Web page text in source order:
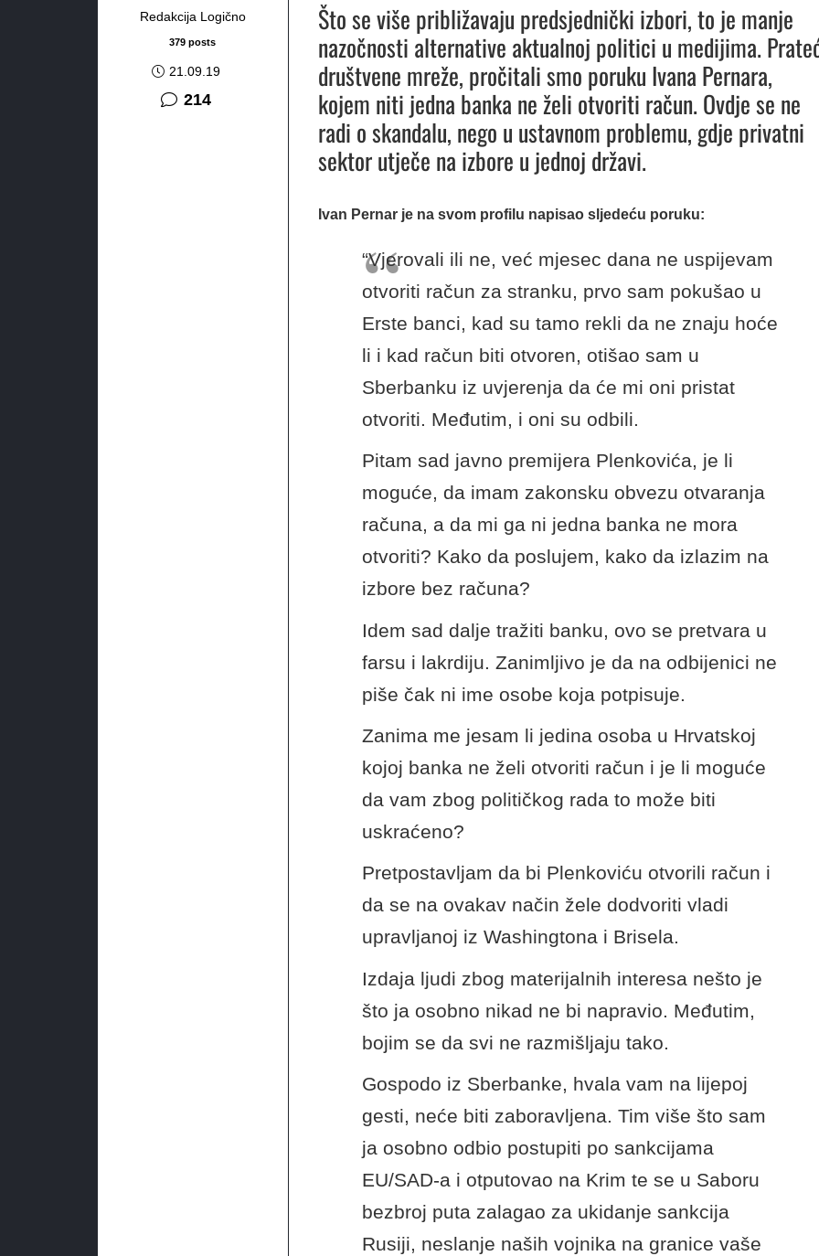
Redakcija Logično
379 posts
21.09.19
214komentara
Što se više približavaju predsjednički izbori, to je manje
nazočnosti alternative aktualnoj politici u medijima.
društvene mreže, pročitali smo poruku Ivana Pernara,
kojem niti jedna banka ne želi otvoriti račun. Ovdje se ne
radi o skandalu, nego u ustavnom problemu, gdje privatni
sektor utječe na izbore u jednoj državi.
Ivan Pernar je na svom profilu napisao sljedeću poruku:
“Vjerovali ili ne, već mjesec dana ne uspijevam
otvoriti račun za stranku, prvo sam pokušao u
Erste banci, kad su tamo rekli da ne znaju hoće
li i kad račun biti otvoren, otišao sam u
Sberbanku iz uvjerenja da će mi oni pristat
otvoriti. Međutim, i oni su odbili.
Pitam sad javno premijera Plenkovića, je li
moguće, da imam zakonsku obvezu otvaranja
računa, a da mi ga ni jedna banka ne mora
otvoriti? Kako da poslujem, kako da izlazim na
izbore bez računa?
Idem sad dalje tražiti banku, ovo se pretvara u
farsu i lakrdiju. Zanimljivo je da na odbijenici ne
piše čak ni ime osobe koja potpisuje.
Zanima me jesam li jedina osoba u Hrvatskoj
kojoj banka ne želi otvoriti račun i je li moguće
da vam zbog političkog rada to može biti
uskraćeno?
Pretpostavljam da bi Plenkoviću otvorili račun i
da se na ovakav način žele dodvoriti vladi
upravljanoj iz Washingtona i Brisela.
Izdaja ljudi zbog materijalnih interesa nešto je
što ja osobno nikad ne bi napravio. Međutim,
bojim se da svi ne razmišljaju tako.
Gospodo iz Sberbanke, hvala vam na lijepoj
gesti, neće biti zaboravljena. Tim više što sam
ja osobno odbio postupiti po sankcijama
EU/SAD-a i otputovao na Krim te se u Saboru
bezbroj puta zalagao za ukidanje sankcija
Rusiji, neslanje naših vojnika na granice vaše